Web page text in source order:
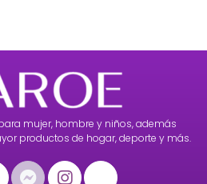
mujer, hombre y niños, además
productos de hogar, deporte y más.